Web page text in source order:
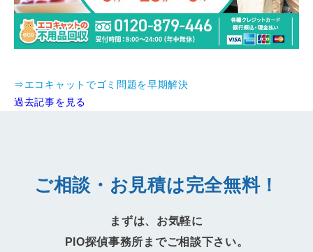
⇒エコキャットでゴミ問題を早期解決
過去記事を見る
ご相談・お見積は完全無料！
まずは、お気軽に
PIO探偵事務所までご相談下さい。